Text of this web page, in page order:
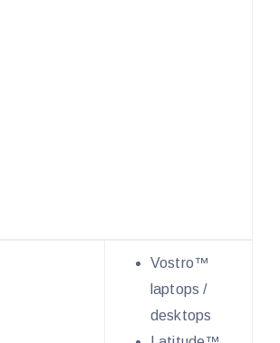
Vostro™
laptops /
desktops